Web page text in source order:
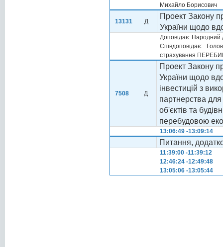
Михайло Борисович
13131 Д
Проект Закону
України щодо
Доповідає:
Співдоповідає:
страхування
7508 Д
Проект Закону
України щодо
інвестицій з
партнерства
об'єктів та
перебудовою
13:06:49 -13:09:14
Питання,
11:39:00 -11:39:12
12:46:24 -12:49:48
13:05:06 -13:05:44